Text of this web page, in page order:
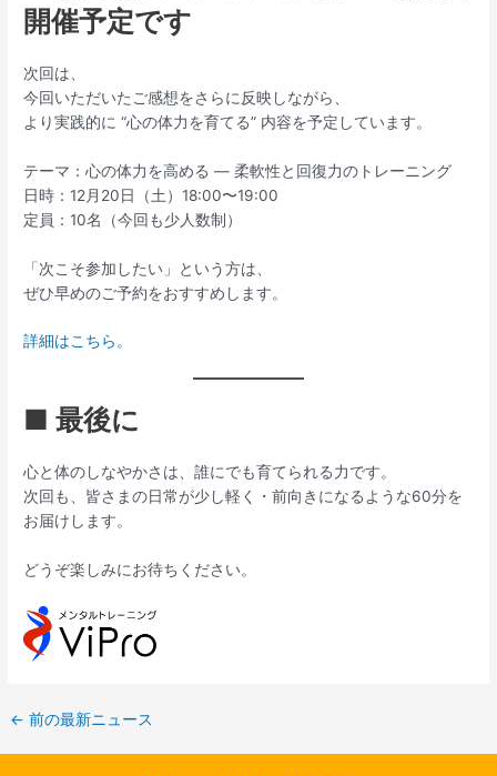
開催予定です
次回は、
今回いただいたご感想をさらに反映しながら、
より実践的に “心の体力を育てる” 内容を予定しています。
テーマ：心の体力を高める ― 柔軟性と回復力のトレーニング
日時：12月20日（土）18:00〜19:00
定員：10名（今回も少人数制）
「次こそ参加したい」という方は、
ぜひ早めのご予約をおすすめします。
詳細はこちら。
■ 最後に
心と体のしなやかさは、誰にでも育てられる力です。
次回も、皆さまの日常が少し軽く・前向きになるような60分を
お届けします。
どうぞ楽しみにお待ちください。
← 前の最新ニュース